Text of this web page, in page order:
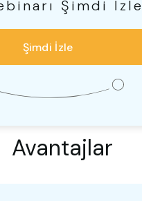
Şimdi İzle
Şimdi İzle
Avantajlar